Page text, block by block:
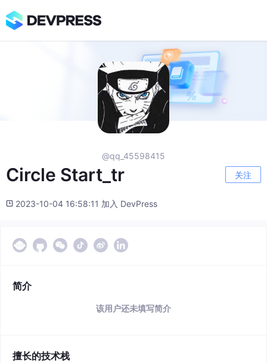
@qq_45598415
Circle Start_tr 关注
2023-10-04 16:58:11 加入 DevPress
简介
该用户还未填写简介
擅长的技术栈